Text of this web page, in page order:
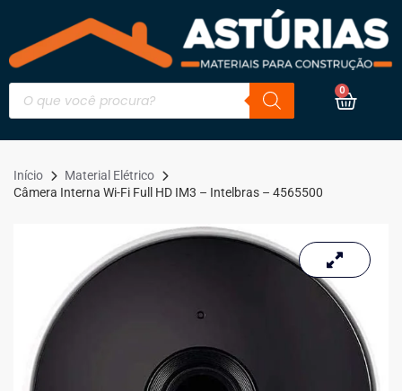
0
Início
Material Elétrico
Câmera Interna Wi-Fi Full HD IM3 – Intelbras – 4565500